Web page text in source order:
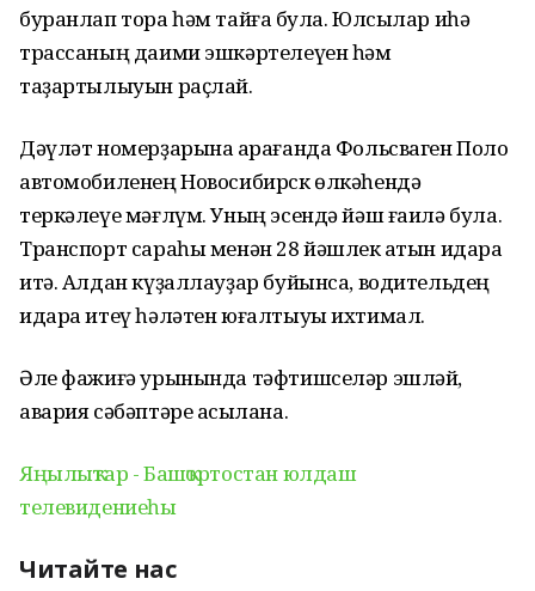
буранлап тора һәм тайғаҡ була. Юлсылар иһә
трассаның даими эшкәртелеүен һәм
таҙартылыуын раҫлай.
Дәүләт номерҙарына ҡарағанда Фольсваген Поло
автомобиленең Новосибирск өлкәһендә
теркәлеүе мәғлүм. Уның эсендә йәш ғаилә була.
Транспорт сараһы менән 28 йәшлек ҡатын идара
итә. Алдан күҙаллауҙар буйынса, водительдең
идара итеү һәләтен юғалтыуы ихтимал.
Әле фажиғә урынында тәфтишселәр эшләй,
авария сәбәптәре асыҡлана.
Яңылыҡтар - Башҡортостан юлдаш
телевидениеһы
Читайте нас